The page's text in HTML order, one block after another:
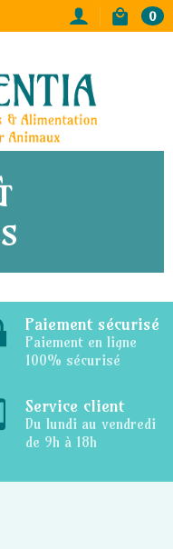
0
Paiement sécurisé
Paiement en ligne
100% sécurisé
Service client
Du lundi au vendredi
de 9h à 18h